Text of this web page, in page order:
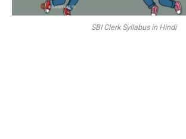
SBI Clerk Syllabus in Hindi